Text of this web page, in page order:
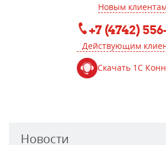
Новым клиентам
+7 (4742)
Действующим
Скачать 1С
Новости